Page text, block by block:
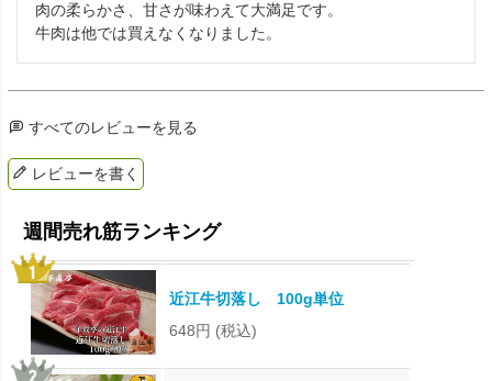
肉の柔らかさ、甘さが味わえて大満足です。
牛肉は他では買えなくなりました。
すべてのレビューを見る
レビューを書く
近江牛切落し 100g単位
648円 (税込)